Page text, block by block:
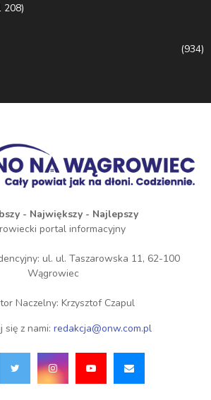
208)
(934)
- Największy - Najlepszy
portal informacyjny
ul. ul. Taszarowska 11, 62-100
Wągrowiec
Naczelny: Krzysztof Czapul
się z nami: redakcja@onw.com.pl